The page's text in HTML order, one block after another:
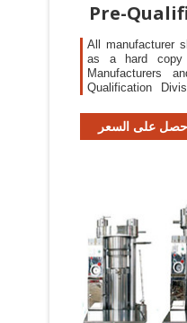
Pre-
All manufacturer
as a hard copy
Manufacturers
Qualification
على السعر